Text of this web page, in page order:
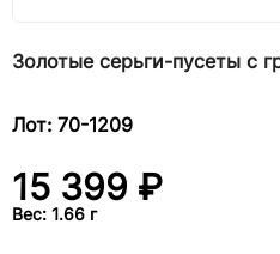
Золотые серьги-пусеты с
Лот: 70-1209
15 399 ₽
Вес: 1.66 г